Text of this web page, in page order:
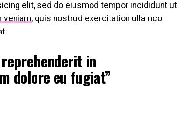
elit, sed do eiusmod tempor incididunt ut
veniam, quis nostrud exercitation ullamco
in
dolore eu fugiat”